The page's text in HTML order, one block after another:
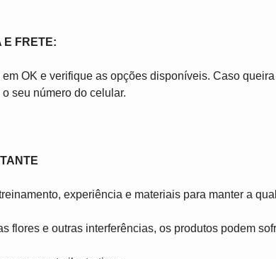
E FRETE:
OK e verifique as opções disponíveis. Caso
seu número do celular.
experiência e materiais para manter a
flores e outras interferências, os produtos podem